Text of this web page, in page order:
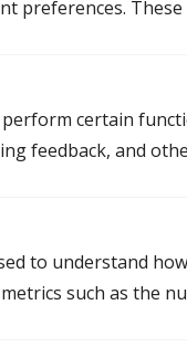
preferences.
certain
feedback, and
to understand
such as the
Mediation Haren
Mediation
Mediation Veendam